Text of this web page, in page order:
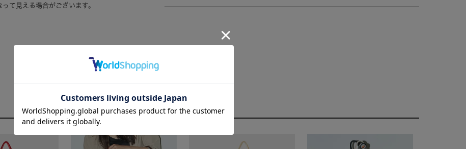
て見える場合がございます。